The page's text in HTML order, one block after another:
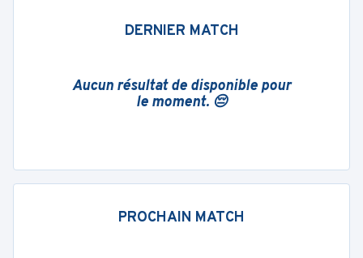
DERNIER MATCH
Aucun résultat de disponible pour
le moment. 😔
PROCHAIN MATCH